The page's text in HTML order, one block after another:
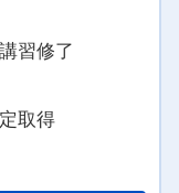
習修了
取得